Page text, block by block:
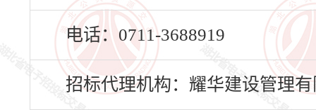
电话：0711-3688919
招标代理机构：耀华建设管理